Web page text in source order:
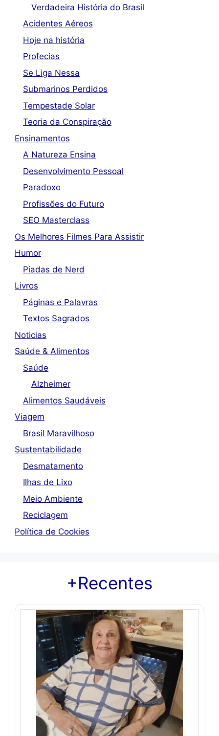
Verdadeira História do Brasil
Acidentes Aéreos
Hoje na história
Profecias
Se Liga Nessa
Submarinos Perdidos
Tempestade Solar
Teoria da Conspiração
Ensinamentos
A Natureza Ensina
Desenvolvimento Pessoal
Paradoxo
Profissões do Futuro
SEO Masterclass
Os Melhores Filmes Para Assistir
Humor
Piadas de Nerd
Livros
Páginas e Palavras
Textos Sagrados
Noticias
Saúde & Alimentos
Saúde
Alzheimer
Alimentos Saudáveis
Viagem
Brasil Maravilhoso
Sustentabilidade
Desmatamento
Ilhas de Lixo
Meio Ambiente
Reciclagem
Política de Cookies
+Recentes